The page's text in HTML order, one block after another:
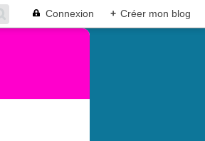
Connexion + Créer mon blog